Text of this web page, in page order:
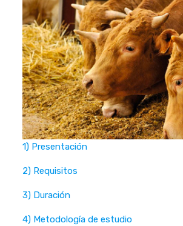
1) Presentación
2) Requisitos
3) Duración
4) Metodología de estudio